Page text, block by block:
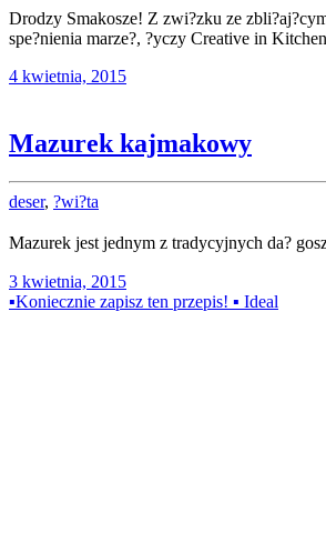
Drodzy Smakosze! Z zwi?zku ze
spe?nienia marze?, ?yczy Creative in
4 kwietnia, 2015
Mazurek kajmakowy
deser, ?wi?ta
Mazurek jest jednym z tradycyjnych da?
3 kwietnia, 2015
▪️Koniecznie zapisz ten przepis! ▪️ Ideal